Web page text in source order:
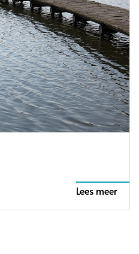
Lees meer